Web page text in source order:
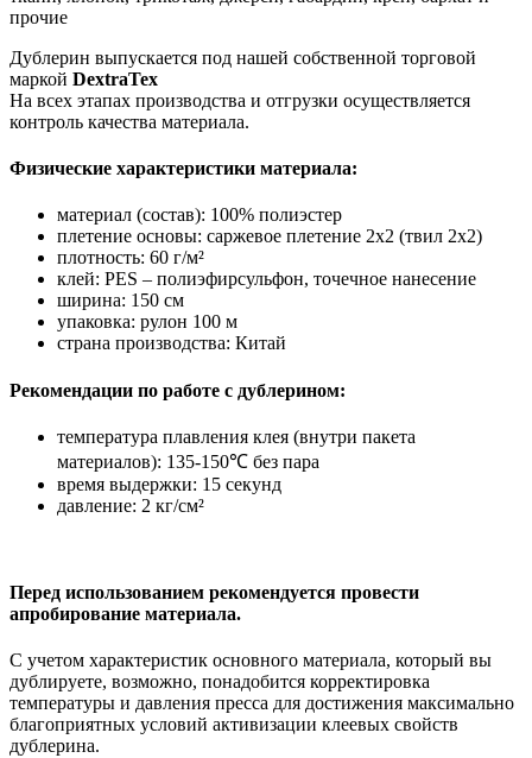
прочие
Дублерин выпускается под нашей собственной торговой
маркой DextraTex
На всех этапах производства и отгрузки осуществляется
контроль качества материала.
Физические характеристики материала:
материал (состав): 100% полиэстер
плетение основы: саржевое плетение 2х2 (твил 2х2)
плотность: 60 г/м²
клей: PES – полиэфирсульфон, точечное нанесение
ширина: 150 см
упаковка: рулон 100 м
страна производства: Китай
Рекомендации по работе с дублерином:
температура плавления клея (внутри пакета
материалов): 135-150℃ без пара
время выдержки: 15 секунд
давление: 2 кг/см²
Перед использованием рекомендуется провести
апробирование материала.
С учетом характеристик основного материала, который вы
дублируете, возможно, понадобится корректировка
температуры и давления пресса для достижения максимально
благоприятных условий активизации клеевых свойств
дублерина.